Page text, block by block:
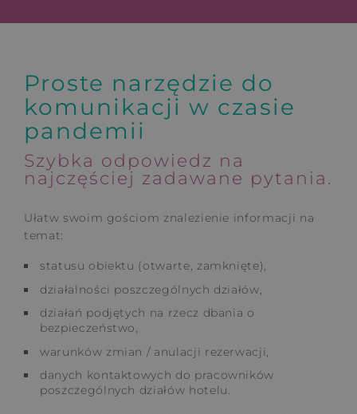
Proste narzędzie do
komunikacji w czasie
pandemii
Szybka odpowiedz na
najczęściej zadawane pytania.
Ułatw swoim gościom znalezienie informacji na
temat:
statusu obiektu (otwarte, zamknięte),
działalności poszczególnych działów,
działań podjętych na rzecz dbania o
bezpieczeństwo,
warunków zmian / anulacji rezerwacji,
danych kontaktowych do pracowników
poszczególnych działów hotelu.